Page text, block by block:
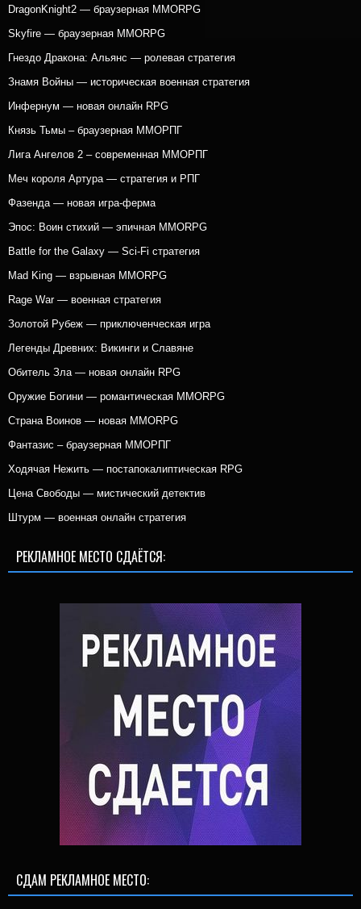
DragonKnight2 — браузерная MMORPG
Skyfire — браузерная MMORPG
Гнездо Дракона: Альянс — ролевая стратегия
Знамя Войны — историческая военная стратегия
Инфернум — новая онлайн RPG
Князь Тьмы – браузерная ММОРПГ
Лига Ангелов 2 – современная ММОРПГ
Меч короля Артура — стратегия и РПГ
Фазенда — новая игра-ферма
Эпос: Воин стихий — эпичная MMORPG
Battle for the Galaxy — Sci-Fi стратегия
Mad King — взрывная MMORPG
Rage War — военная стратегия
Золотой Рубеж — приключенческая игра
Легенды Древних: Викинги и Славяне
Обитель Зла — новая онлайн RPG
Оружие Богини — романтическая MMORPG
Страна Воинов — новая MMORPG
Фантазис – браузерная ММОРПГ
Ходячая Нежить — постапокалиптическая RPG
Цена Свободы — мистический детектив
Штурм — военная онлайн стратегия
РЕКЛАМНОЕ МЕСТО СДАЁТСЯ:
СДАМ РЕКЛАМНОЕ МЕСТО: